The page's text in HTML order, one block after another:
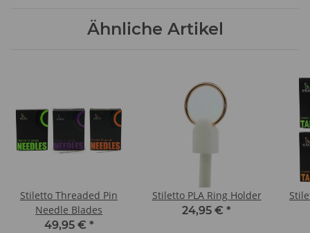
Ähnliche Artikel
Stiletto Threaded Pin
Needle Blades
49,95 € *
Stiletto PLA Ring Holder
24,95 € *